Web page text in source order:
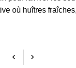
où huîtres